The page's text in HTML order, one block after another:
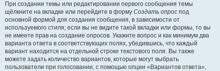
При создании темы или редактировании первого сообщения темы
щёлкните на вкладке или перейдите в форму Создать опрос под
основной формой для создания сообщения, в зависимости от
используемого стиля; если вы не видите такой вкладки или формы, то вы
не имеете прав на создание опросов. Укажите вопрос и как минимум два
варианта ответа в соответствующих полях, убедившись, что каждый
вариант находится на отдельной строке текстового поля. Вы также
можете задать количество вариантов, которые могут выбрать
пользователи при голосовании, с помощью опции «Вариантов ответа»,